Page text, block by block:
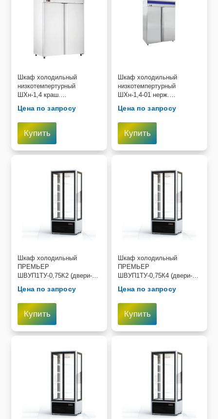
Шкаф холодильный
низкотемпертурный
ШХн-1,4 краш.
верх.агрегат, ТЭН оттайки,
Цена по запросу
Купить
Шкаф холодильный
низкотемпертурный
ШХн-1,4-01 нерж.
верх.агрегат, ТЭН оттай
Цена по запросу
Купить
Шкаф холодильный
ПРЕМЬЕР
ШВУП1ТУ-0,75К2 (двери-
сторон)
Цена по запросу
Купить
Шкаф холодильный
ПРЕМЬЕР
ШВУП1ТУ-0,75К4 (двери-
сторон)
Цена по запросу
Купить